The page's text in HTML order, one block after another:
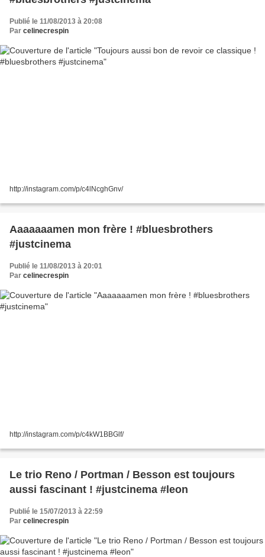
Publié le 11/08/2013 à 20:08
Par celinecrespin
http://instagram.com/p/c4lNcghGnv/
Aaaaaaamen mon frère ! #bluesbrothers
#justcinema
Publié le 11/08/2013 à 20:01
Par celinecrespin
http://instagram.com/p/c4kW1BBGlf/
Le trio Reno / Portman / Besson est toujours
aussi fascinant ! #justcinema #leon
Publié le 15/07/2013 à 22:59
Par celinecrespin